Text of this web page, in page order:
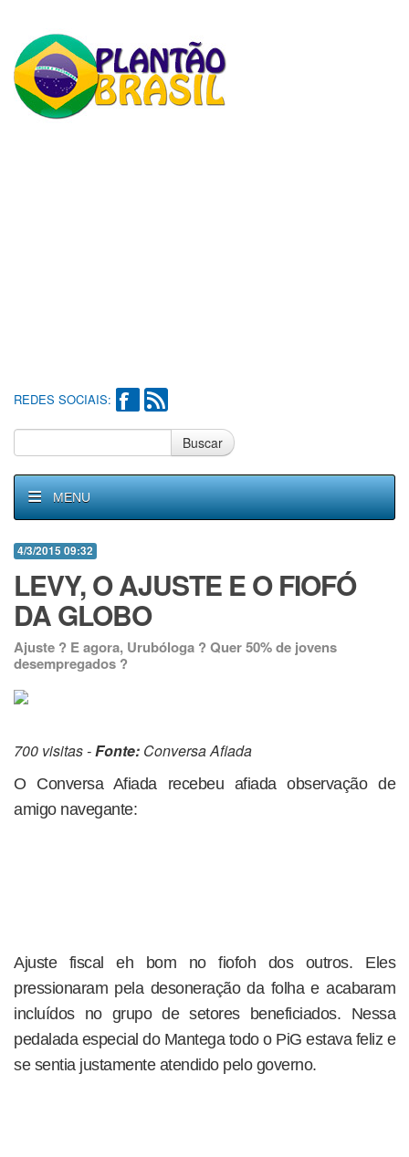
REDES SOCIAIS:
Buscar
MENU
4/3/2015 09:32
LEVY, O AJUSTE E O FIOFÓ
DA GLOBO
Ajuste ? E agora, Urubóloga ? Quer 50% de jovens
desempregados ?
700 visitas -Fonte: Conversa Afiada
O Conversa Afiada recebeu afiada observação de
amigo navegante:
Ajuste fiscal eh bom no fiofoh dos outros. Eles
pressionaram pela desoneração da folha e acabaram
incluídos no grupo de setores beneficiados. Nessa
pedalada especial do Mantega todo o PiG estava feliz e
se sentia justamente atendido pelo governo.